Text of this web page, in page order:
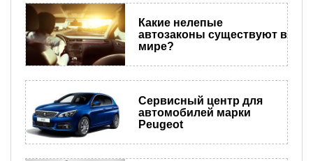
​Какие нелепые
автозаконы существуют в
мире?
Сервисный центр для
автомобилей марки
Peugeot